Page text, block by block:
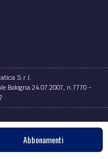
S.r.l.
Bologna 24.07.2007, n.7770 -
Abbonamenti